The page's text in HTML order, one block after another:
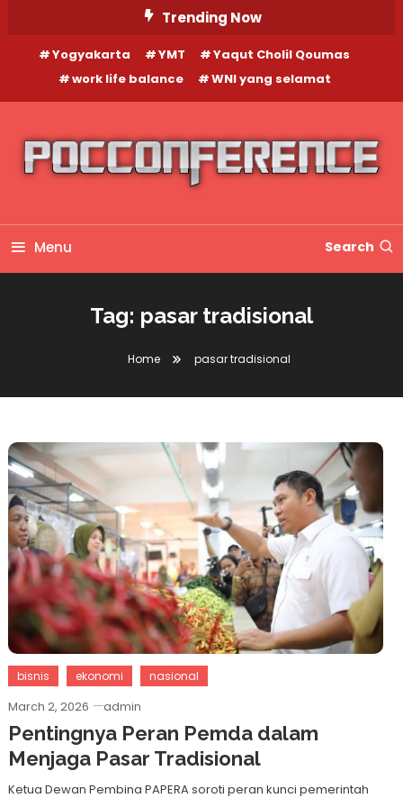
Content
Trending Now
Yogyakarta YMT
Yaqut Cholil Qoumas
work life balance
WNI yang selamat
Menu Search
Tag: pasar tradisional
Home pasar tradisional
bisnis ekonomi nasional
March 2, 2026 admin
Pentingnya Peran Pemda dalam
Menjaga Pasar Tradisional
Ketua Dewan Pembina PAPERA soroti peran kunci pemerintah